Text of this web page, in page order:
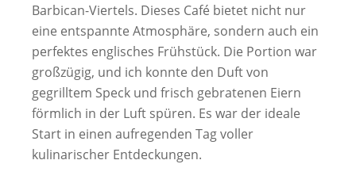
Barbican-Viertels. Dieses Café bietet nicht nur
eine entspannte Atmosphäre, sondern auch ein
perfektes englisches Frühstück. Die Portion war
großzügig, und ich konnte den Duft von
gegrilltem Speck und frisch gebratenen Eiern
förmlich in der Luft spüren. Es war der ideale
Start in einen aufregenden Tag voller
kulinarischer Entdeckungen.